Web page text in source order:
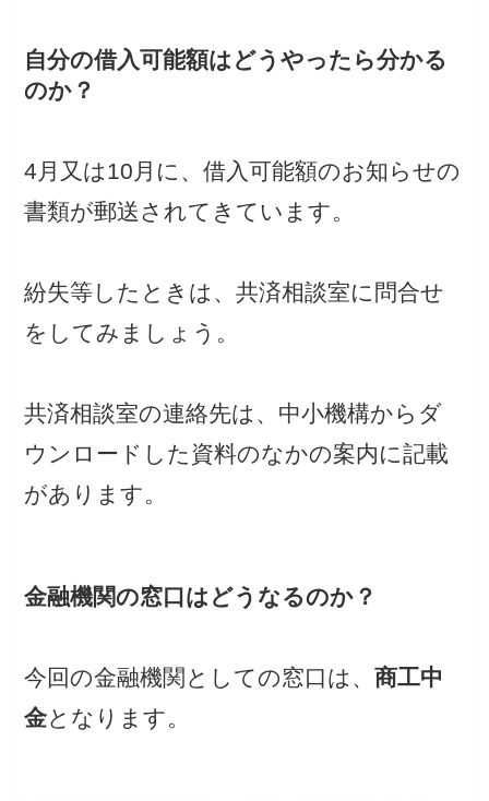
自分の借入可能額はどうやったら分かる
のか？
4月又は10月に、借入可能額のお知らせの
書類が郵送されてきています。
紛失等したときは、共済相談室に問合せ
をしてみましょう。
共済相談室の連絡先は、中小機構からダ
ウンロードした資料のなかの案内に記載
があります。
金融機関の窓口はどうなるのか？
今回の金融機関としての窓口は、商工中
金となります。